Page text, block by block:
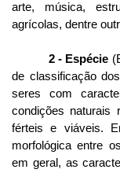
arte, música,
agrícolas, dentre
2 - Espécie
de classificação
seres com
condições naturais
férteis e viáveis.
morfológica entre
em geral, as